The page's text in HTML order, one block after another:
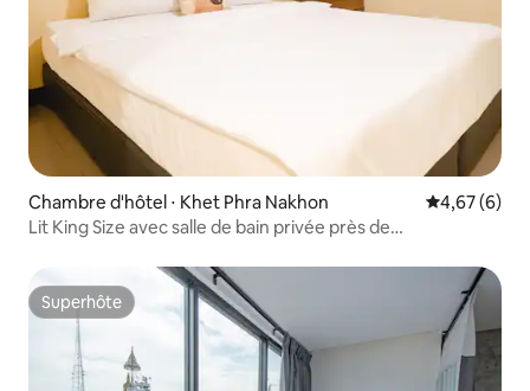
Chambre d'hôtel ⋅ Khet Phra Nakhon Évaluation
4,67 (6)
Lit King Size avec salle de bain privée près de
Superhôte
Superhôte